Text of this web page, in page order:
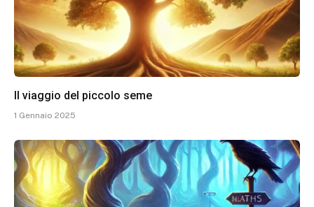
Il viaggio del piccolo seme
1 Gennaio 2025